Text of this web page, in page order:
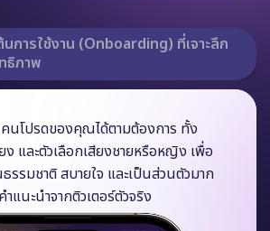
นการใช้งาน (Onboarding) ที่เจาะลึก
ธิภาพ
ได้แก่ ไวยากรณ์ คำศัพท์ การสนทนา
การเน้นเสียงคำ ผ่านรูปแบบเกมที่
สนใจ ออกแบบมาเพื่อให้การเรียนสนุก
ยิ่งขึ้น
นโปรดของคุณได้ตามต้องการ ทั้ง
และตัวเลือกเสียงชายหรือหญิง เพื่อ
รรมชาติ สบายใจ และเป็นส่วนตัวมาก
แนะนำจากติวเตอร์ตัวจริง